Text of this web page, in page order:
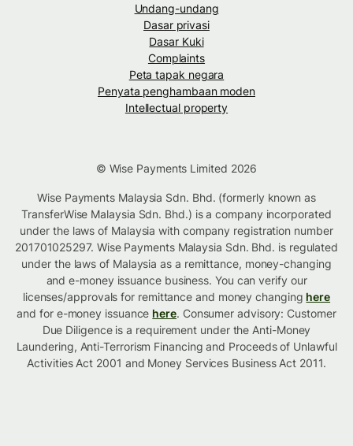
Undang-undang
Dasar privasi
Dasar Kuki
Complaints
Peta tapak negara
Penyata penghambaan moden
Intellectual property
© Wise Payments Limited 2026
Wise Payments Malaysia Sdn. Bhd. (formerly known as
TransferWise Malaysia Sdn. Bhd.) is a company incorporated
under the laws of Malaysia with company registration number
201701025297. Wise Payments Malaysia Sdn. Bhd. is regulated
under the laws of Malaysia as a remittance, money-changing
and e-money issuance business. You can verify our
licenses/approvals for remittance and money changing here
and for e-money issuance here. Consumer advisory: Customer
Due Diligence is a requirement under the Anti-Money
Laundering, Anti-Terrorism Financing and Proceeds of Unlawful
Activities Act 2001 and Money Services Business Act 2011.